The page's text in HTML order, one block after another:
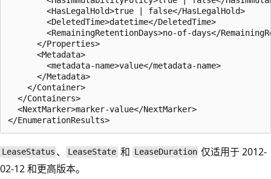
        <HasLegalHold>true | false</HasLegalHold>
        <DeletedTime>datetime</DeletedTime>
<RemainingRetentionDays>no-of-days</
      </Properties>
      <Metadata>
        <metadata-name>value</metadata-name>
      </Metadata>
    </Container>
  </Containers>
  <NextMarker>marker-value</NextMarker>
LeaseStatus 、 LeaseState 和 LeaseDuration 仅适用于 2012-
02-12 和更高版本。